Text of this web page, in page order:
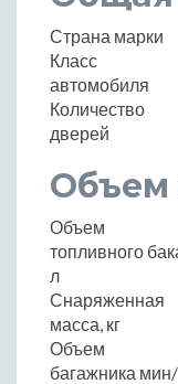
Страна марки
Класс
автомобиля
Количество
дверей
Объем
Объем
топливного
л
Снаряженная
масса, кг
Объем
багажника мин/